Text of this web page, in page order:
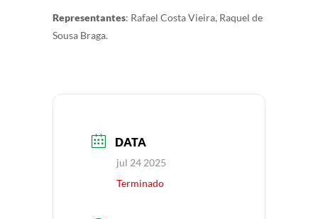
Representantes: Rafael Costa Vieira, Raquel de
Sousa Braga.
DATA
jul 24 2025
Terminado